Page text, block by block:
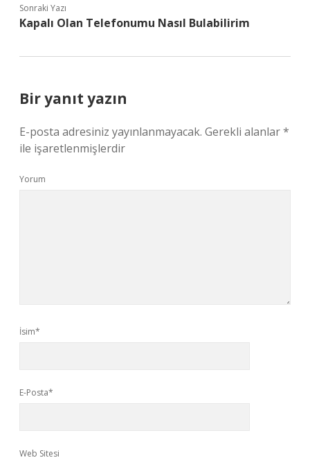
Sonraki Yazı
Kapalı Olan Telefonumu Nasıl Bulabilirim
Bir yanıt yazın
E-posta adresiniz yayınlanmayacak. Gerekli alanlar*
ile işaretlenmişlerdir
Yorum
İsim*
E-Posta*
Web Sitesi